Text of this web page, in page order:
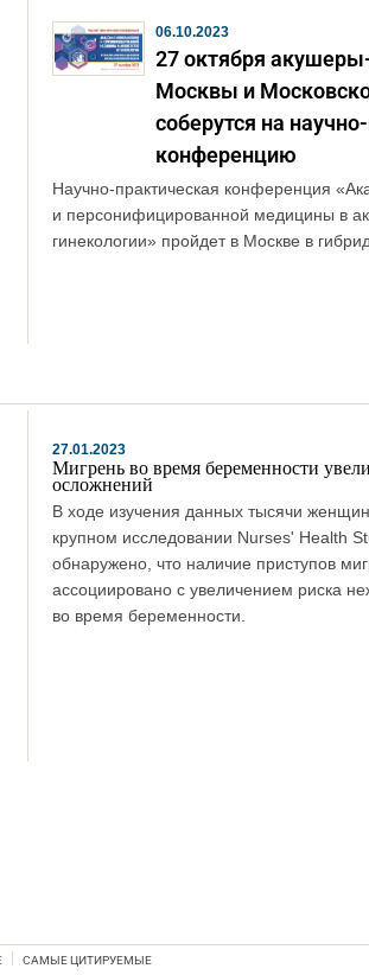
06.10.2023
27 октября
Москвы и
соберутся на
конференцию
Научно-практическая конференция
и персонифицированной медицины в
гинекологии» пройдет в Москве в
27.01.2023
Мигрень во время беременности
осложнений
В ходе изучения данных тысячи
крупном исследовании Nurses' Health
обнаружено, что наличие приступов
ассоциировано с увеличением риска
во время беременности.
САМЫЕ ЦИТИРУЕМЫЕ